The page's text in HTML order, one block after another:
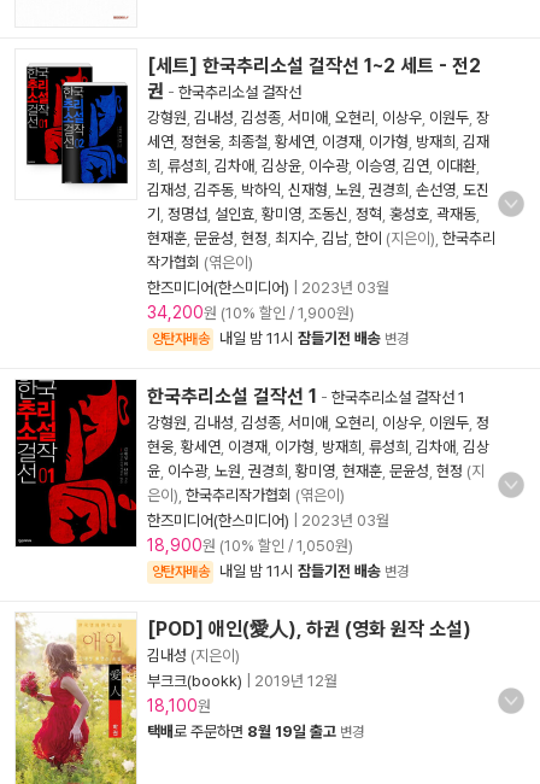
[세트] 한국추리소설 걸작선 1~2 세트 - 전2
권 - 한국추리소설 걸작선
강형원 김내성 김성종 서미애 오현리 이상우 이원두 장
세연 정현웅 최종철 황세연 이경재 이가형 방재희 김재
희 류성희 김차애 김상윤 이수광, 이승영 김연 이대환
김재성 김주동 박하익 신재형 노원 권경희 손선영 도진
기
정명섭 설인효 황미영 조동신 정혁 홍성호 곽재동
현재훈 문윤성 현정 최지수 김남 한이 (지은이), 한국추리
작가협회 (엮은이)
한즈미디어(한스미디어)
2023년 03월
34,200원 (10% 할인 / 1,900원)
양탄자배송 내일 밤 11시 잠들기전 배송 변경
한국추리소설 걸작선 1 - 한국추리소설 걸작선 1
강형원 김내성 김성종 서미애 오현리 이상우 이원두 정
현웅 황세연 이경재 이가형 방재희 류성희 김차애 김상
윤 이수광, 노원 권경희 황미영 현재훈 문윤성 현정 (지
은이), 한국추리작가협회 (엮은이)
한즈미디어(한스미디어)
2023년 03월
18,900원 (10% 할인 / 1,050원)
양탄자배송 내일 밤 11시 잠들기전 배송 변경
[POD] 애인(愛人), 하권 (영화 원작 소설)
김내성 (지은이)
부크크(bookk)
2019년 12월
18,100원
택배로 주문하면 8월 19일 출고 변경